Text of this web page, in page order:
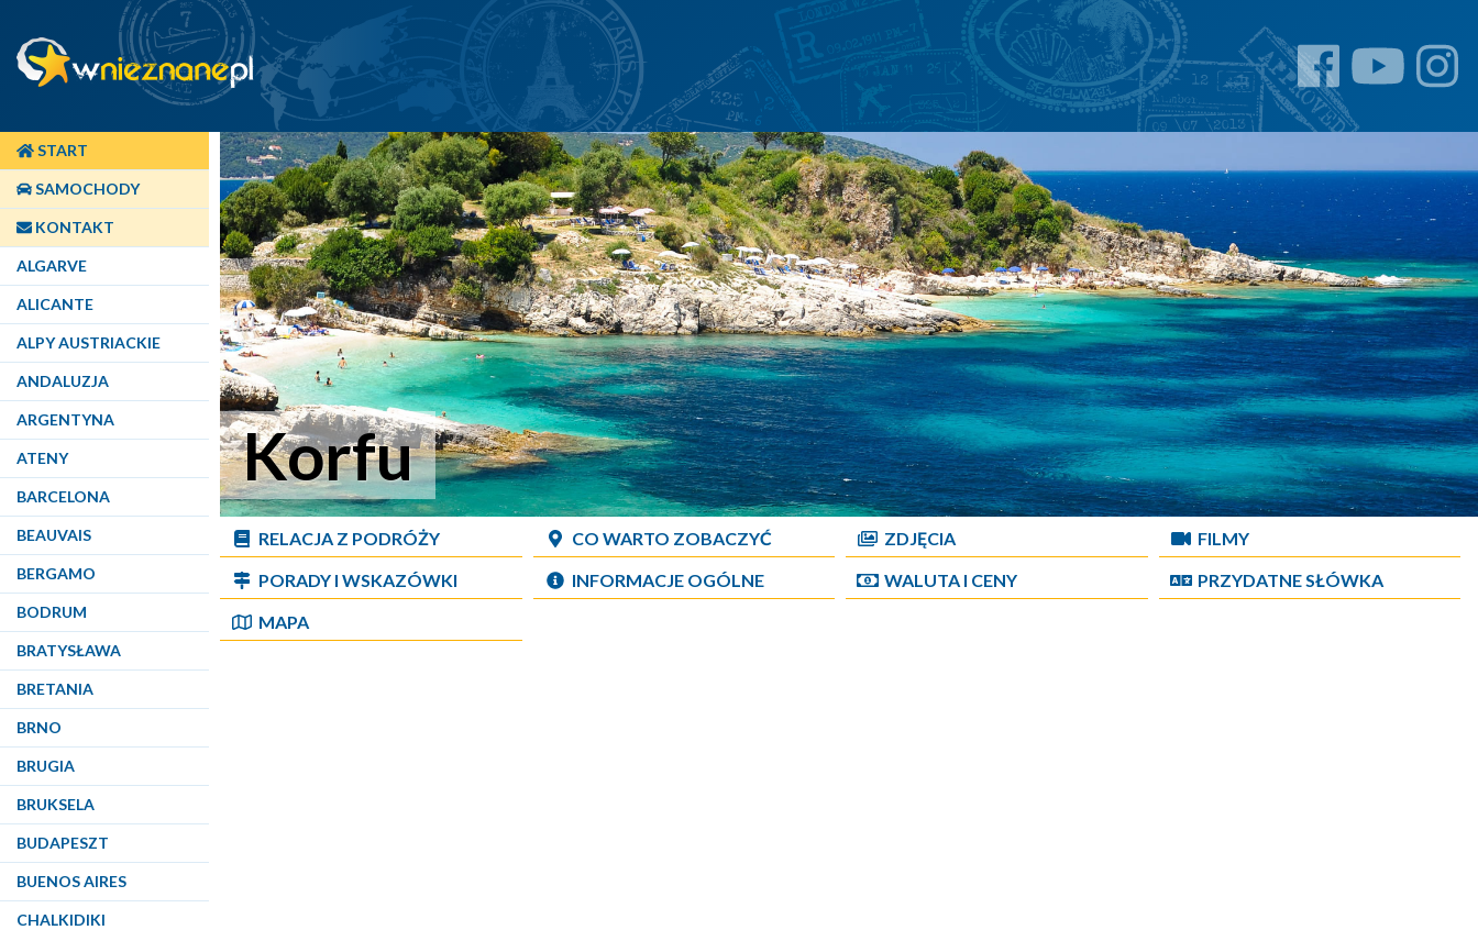
START
SAMOCHODY
KONTAKT
ALGARVE
ALICANTE
ALPY AUSTRIACKIE
ANDALUZJA
ARGENTYNA
ATENY
BARCELONA
BEAUVAIS
BERGAMO
BODRUM
BRATYSŁAWA
BRETANIA
BRNO
BRUGIA
BRUKSELA
BUDAPESZT
BUENOS AIRES
CHALKIDIKI
Korfu
RELACJA Z PODRÓŻY CO WARTO ZOBACZYĆ ZDJĘCIA
FILMY
PORADY I WSKAZÓWKI
INFORMACJE OGÓLNE WALUTA I CENY
PRZYDATNE SŁÓWKA
MAPA